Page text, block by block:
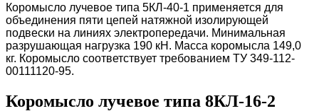
Коромысло лучевое типа 5КЛ-40-1 применяется для
объединения пяти цепей натяжной изолирующей
подвески на линиях электропередачи. Минимальная
разрушающая нагрузка 190 кН. Масса коромысла 149,0
кг. Коромысло соответствует требованием ТУ 349-112-
00111120-95.
Коромысло лучевое типа 8КЛ-16-2